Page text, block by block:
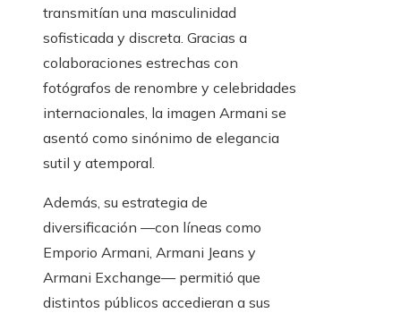
transmitían una masculinidad
sofisticada y discreta. Gracias a
colaboraciones estrechas con
fotógrafos de renombre y celebridades
internacionales, la imagen Armani se
asentó como sinónimo de elegancia
sutil y atemporal.
Además, su estrategia de
diversificación —con líneas como
Emporio Armani, Armani Jeans y
Armani Exchange— permitió que
distintos públicos accedieran a sus